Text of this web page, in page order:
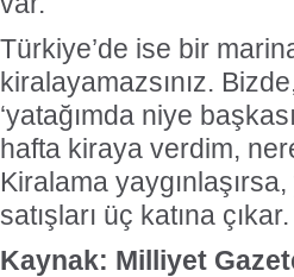
Türkiye’de ise bir
kiralayamazsınız.
‘yatağımda niye
hafta kiraya verdim,
Kiralama
satışları üç katına çıkar.
Kaynak: Milliyet